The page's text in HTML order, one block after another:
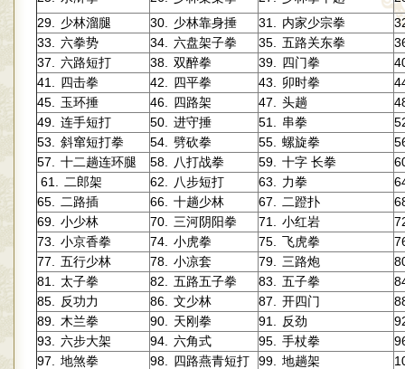
29.
少林溜腿 30. 少林靠身捶 31. 内家少宗拳
33.
六拳势 34. 六盘架子拳 35. 五路关东拳
37.
六路短打 38. 双醉拳 39. 四门拳
41.
四击拳 42. 四平拳 43. 卯时拳
45.
玉环捶 46. 四路架 47. 头趟
49.
连手短打 50. 进守捶 51. 串拳
53.
斜窜短打拳 54. 劈砍拳 55. 螺旋拳
57.
十二趟连环腿 58. 八打战拳 59. 十字 长拳
61.
二郎架 62. 八步短打 63. 力拳
65.
二路插 66. 十趟少林 67. 二蹬扑
69.
小少林 70. 三河阴阳拳 71. 小红岩
73.
小京香拳 74. 小虎拳 75. 飞虎拳
77.
五行少林 78. 小凉套 79. 三路炮
81.
太子拳 82. 五路五子拳 83. 五子拳
85.
反功力 86. 文少林 87. 开四门
89.
木兰拳 90. 天刚拳 91. 反劲
93.
六步大架 94. 六角式 95. 手杖拳
97.
地煞拳 98. 四路燕青短打 99. 地趟架